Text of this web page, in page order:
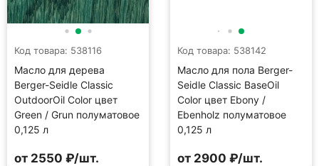
Код товара: 538116
Масло для дерева
Berger-Seidle Classic
OutdoorOil Color цвет
Green / Grun полуматовое
0,125 л
от 2550 ₽/шт.
Код товара: 538142
Масло для пола Berger-
Seidle Classic BaseOil
Color цвет Ebony /
Ebenholz полуматовое
0,125 л
от 2900 ₽/шт.